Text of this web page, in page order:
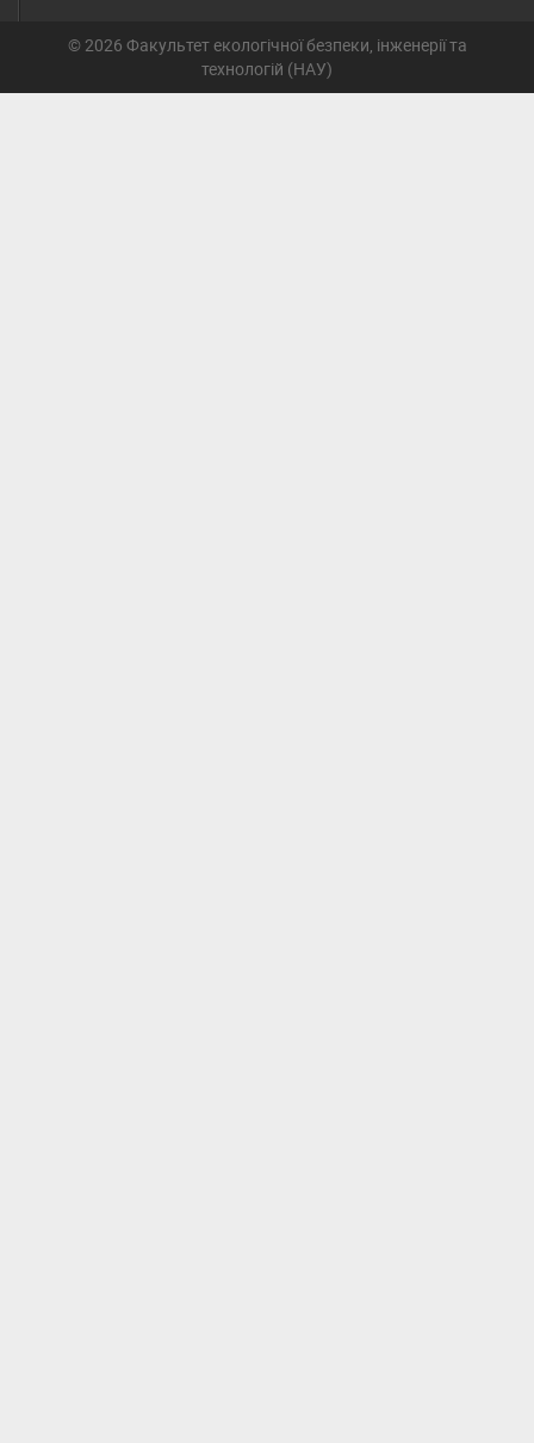
© 2026 Факультет екологічної безпеки, інженерії та
технологій (НАУ)